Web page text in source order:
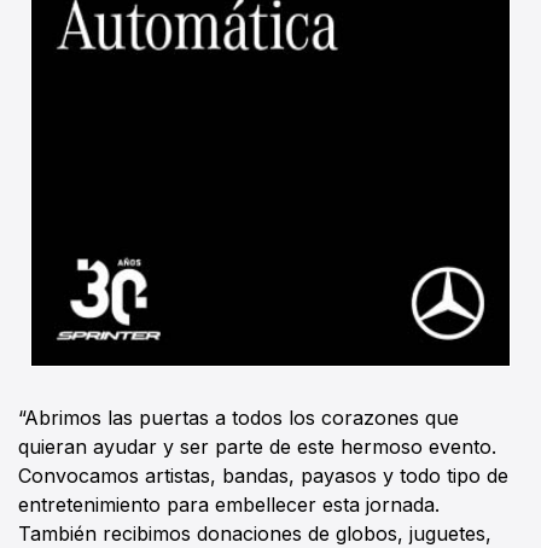
“Abrimos las puertas a todos los corazones que
quieran ayudar y ser parte de este hermoso evento.
Convocamos artistas, bandas, payasos y todo tipo de
entretenimiento para embellecer esta jornada.
También recibimos donaciones de globos, juguetes,